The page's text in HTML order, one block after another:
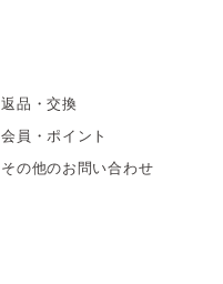
返品・交換
会員・ポイント
その他のお問い合わせ